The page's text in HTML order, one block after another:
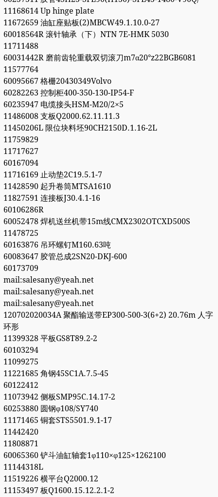
11168614 Up hinge plate
11672659 油缸座贴板(2)MBCW49.1.10.0-27
60018564R 滚针轴承（下）NTN 7E-HMK 5030
11711488
60031442R 磨前齿轮重载双切滚刀m7α20°z22BGB6081
11577764
60095667 格栅20430349Volvo
60282263 控制柜400-350-130-IP54-F
60235947 电缆接头HSM-M20/2×5
11486008 支板Q2000.62.11.11.3
11450206L 限位块料坯90CH2150D.1.16-2L
11759829
11717627
60167094
11716169 止动垫2C19.5.1-7
11428590 起升卷筒MTSA1610
11827591 连接板J30.4.1-16
60106286R
60052478 焊机送丝机带15m线CMX2302OTCXD500S
11478725
60163876 吊环螺钉M160.63吨
60083647 胶管总成2SN20-DKJ-600
60173709
mail:salesany@yeah.net
mail:salesany@yeah.net
mail:salesany@yeah.net
120702020034A 聚酯输送带EP300-500-3(6+2) 20.76m 人字
环形
11399328 平板GS8T89.2-2
60103294
11099275
11221685 角钢45SC1A.7.5-45
60122412
11073942 侧板SMP95C.14.17-2
60253880 圆钢φ108/SY740
11171465 铜套STS5501.9.1-17
11442420
11808871
60065360 铲斗油缸轴套1φ110×φ125×1262100
11144318L
11519226 横平台Q2000.12
11153497 板Q1600.15.12.2.1-2